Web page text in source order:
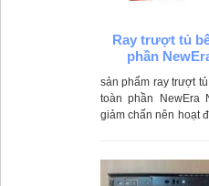
Ray trượt tủ
phần
sản phẩm ray trượt
toàn phần NewEra
giảm chấn nên hoạt